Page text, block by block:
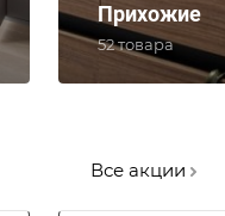
Прихожие
52 товара
Все акции